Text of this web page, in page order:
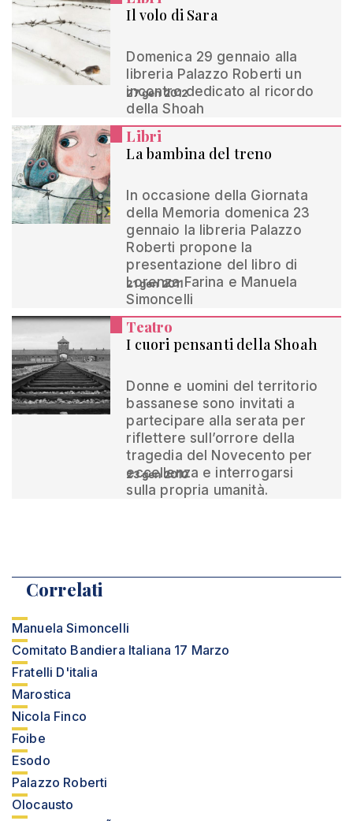
Il volo di Sara
Domenica 29 gennaio alla
libreria Palazzo Roberti un
incontro dedicato al ricordo
della Shoah
27 gen 2012
Libri
La bambina del treno
In occasione della Giornata
della Memoria domenica 23
gennaio la libreria Palazzo
Roberti propone la
presentazione del libro di
Lorenza Farina e Manuela
Simoncelli
21 gen 2011
Teatro
I cuori pensanti della Shoah
Donne e uomini del territorio
bassanese sono invitati a
partecipare alla serata per
riflettere sull’orrore della
tragedia del Novecento per
eccellenza e interrogarsi
sulla propria umanità.
23 gen 2010
Correlati
Manuela Simoncelli
Comitato Bandiera Italiana 17 Marzo
Fratelli D'italia
Marostica
Nicola Finco
Foibe
Esodo
Palazzo Roberti
Olocausto